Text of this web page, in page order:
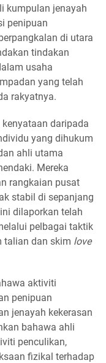
kumpulan jenayah
penipuan
di utara
tindakan
usaha
yang telah
rakyatnya.
daripada
yang dihukum
ahli utama
Mereka
rangkaian pusat
stabil di sepanjang
dilaporkan telah
pelbagai taktik
talian dan skim love
aktiviti
penipuan
jenayah kekerasan
bahawa ahli
penculikan,
fizikal terhadap